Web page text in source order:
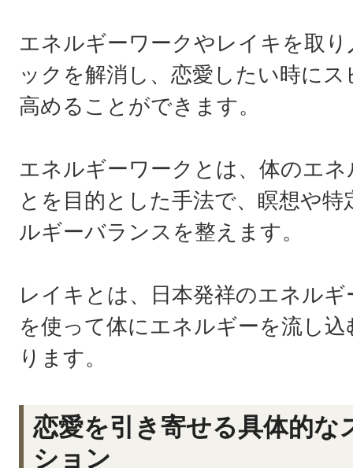
エネルギーワークやレイキを取
ックを解消し、恋愛したい時に
高めることができます。
エネルギーワークとは、体のエ
とを目的とした手法で、瞑想や
ルギーバランスを整えます。
レイキとは、日本発祥のエネル
を使って体にエネルギーを流し
ります。
恋愛を引き寄せる具体的な
ション